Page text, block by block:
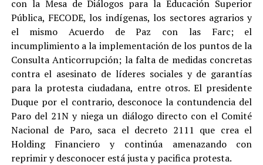
con la Mesa de Diálogos para la Educación Superior
Pública, FECODE, los indígenas, los sectores agrarios y
el mismo Acuerdo de Paz con las Farc; el
incumplimiento a la implementación de los puntos de la
Consulta Anticorrupción; la falta de medidas concretas
contra el asesinato de líderes sociales y de garantías
para la protesta ciudadana, entre otros. El presidente
Duque por el contrario, desconoce la contundencia del
Paro del 21N y niega un diálogo directo con el Comité
Nacional de Paro, saca el decreto 2111 que crea el
Holding Financiero y continúa amenazando con
reprimir y desconocer está justa y pacifica protesta.